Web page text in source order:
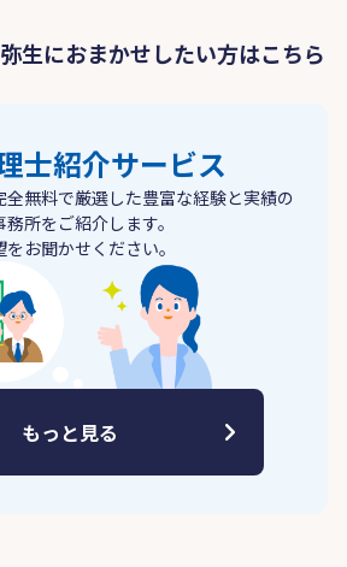
生におまかせしたい方はこちら
士紹介サービス
無料で厳選した豊富な経験と実績の
所をご紹介します。
お聞かせください。
もっと見る